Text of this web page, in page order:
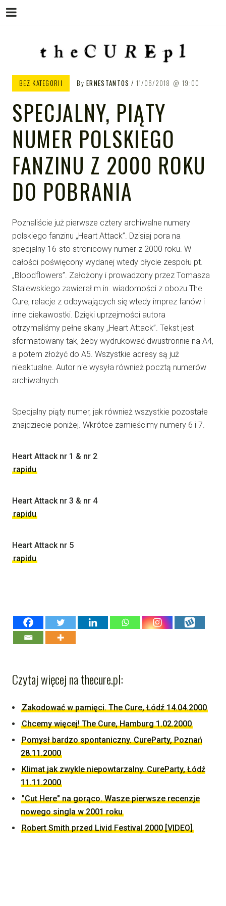
THE CURE PL – POLSKA
STRONA FANÓW ZESPOŁU THE
CURE
BEZ KATEGORII ByERNESTANTOS 11/06/2018 19:00
SPECJALNY, PIĄTY
NUMER POLSKIEGO
FANZINU Z 2000 ROKU
DO POBRANIA
Poznaliście już pierwsze cztery archiwalne numery
polskiego fanzinu „Heart Attack”. Dzisiaj pora na
specjalny 16-sto stronicowy numer z 2000 roku. W
całości poświęcony wydanej wtedy płycie zespołu pt.
„Bloodflowers”. Założony i prowadzony przez Tomasza
Stalewskiego zawierał m.in. wiadomości z obozu The
Cure, relacje z odbywających się wtedy imprez fanów i
inne ciekawostki. Dzięki uprzejmości autora
otrzymaliśmy pełne skany „Heart Attack”. Tekst jest
sformatowany tak, żeby wydrukować dwustronnie na A4,
a potem złożyć do A5. Wszystkie adresy są już
nieaktualne. Autor nie wysyła również pocztą numerów
archiwalnych.
Specjalny piąty numer, jak również wszystkie pozostałe
znajdziecie poniżej. Wkrótce zamieścimy numery 6 i 7.
Heart Attack nr 1 & nr 2
rapidu
Heart Attack nr 3 & nr 4
rapidu
Heart Attack nr 5
rapidu
Czytaj więcej na thecure.pl:
Zakodować w pamięci. The Cure, Łódź 14.04.2000
Chcemy więcej! The Cure, Hamburg 1.02.2000
Pomysł bardzo spontaniczny. CureParty, Poznań
28.11.2000
Klimat jak zwykle niepowtarzalny. CureParty, Łódź
11.11.2000
"Cut Here" na gorąco. Wasze pierwsze recenzje
nowego singla w 2001 roku
Robert Smith przed Livid Festival 2000 [VIDEO]
Menu